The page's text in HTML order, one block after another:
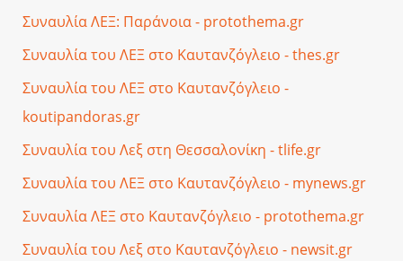
Συναυλία ΛΕΞ: Παράνοια - protothema.gr
Συναυλία του ΛΕΞ στο Καυτανζόγλειο - thes.gr
Συναυλία του ΛΕΞ στο Καυτανζόγλειο -
koutipandoras.gr
Συναυλία του Λεξ στη Θεσσαλονίκη - tlife.gr
Συναυλία του ΛΕΞ στο Καυτανζόγλειο - mynews.gr
Συναυλία ΛΕΞ στο Καυτανζόγλειο - protothema.gr
Συναυλία του Λεξ στο Καυτανζόγλειο - newsit.gr